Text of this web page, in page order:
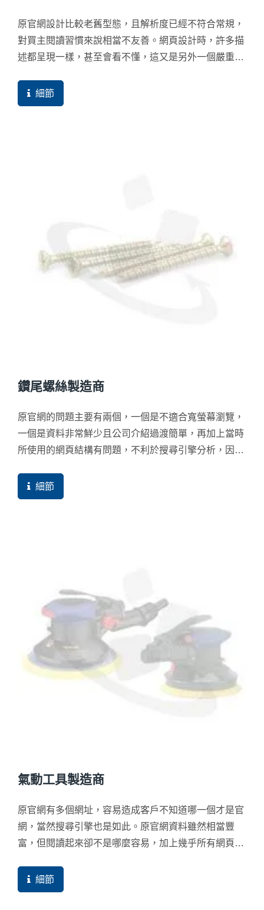
原官網設計比較老舊型態，且解析度已經不符合常規，
對買主閱讀習慣來說相當不友善。網頁設計時，許多描
述都呈現一樣，甚至會看不懂，這又是另外一個嚴重問
細節
鑽尾螺絲製造商
原官網的問題主要有兩個，一個是不適合寬螢幕瀏覽，
一個是資料非常鮮少且公司介紹過渡簡單，再加上當時
所使用的網頁結構有問題，不利於搜尋引擎分析，因此
秒內就離開。
細節
氣動工具製造商
原官網有多個網址，容易造成客戶不知道哪一個才是官
網，當然搜尋引擎也是如此。原官網資料雖然相當豐
富，但閱讀起來卻不是哪麼容易，加上幾乎所有網頁都
結產生，進而降低了網站重要的品質分數指標。原客戶
也花費了許多預算在...
細節